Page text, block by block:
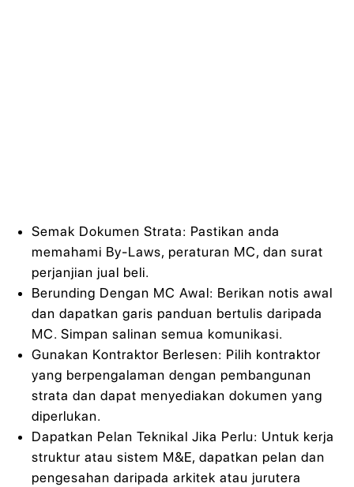
Semak Dokumen Strata: Pastikan anda
memahami By-Laws, peraturan MC, dan surat
perjanjian jual beli.
Berunding Dengan MC Awal: Berikan notis awal
dan dapatkan garis panduan bertulis daripada
MC. Simpan salinan semua komunikasi.
Gunakan Kontraktor Berlesen: Pilih kontraktor
yang berpengalaman dengan pembangunan
strata dan dapat menyediakan dokumen yang
diperlukan.
Dapatkan Pelan Teknikal Jika Perlu: Untuk kerja
struktur atau sistem M&E, dapatkan pelan dan
pengesahan daripada arkitek atau jurutera